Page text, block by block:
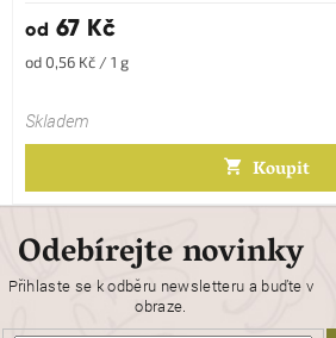
od 67 Kč
Měrná
od 0,56 Kč / 1 g
Skladem
Koupit
Odebírejte novinky
Přihlaste se k odběru newsletteru a buďte v
obraze.